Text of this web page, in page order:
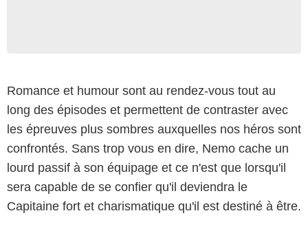
Romance et humour sont au rendez-vous tout au
long des épisodes et permettent de contraster avec
les épreuves plus sombres auxquelles nos héros sont
confrontés. Sans trop vous en dire, Nemo cache un
lourd passif à son équipage et ce n'est que lorsqu'il
sera capable de se confier qu'il deviendra le
Capitaine fort et charismatique qu'il est destiné à être.